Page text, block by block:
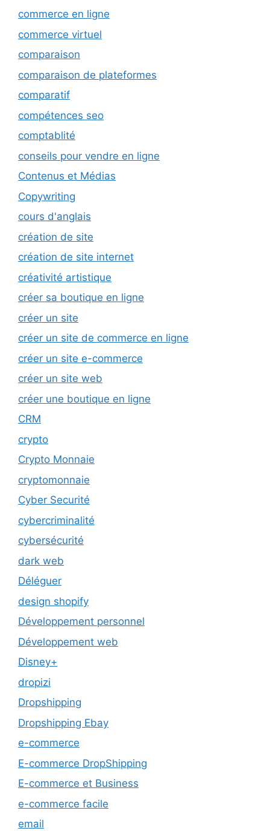
commerce en ligne
commerce virtuel
comparaison
comparaison de plateformes
comparatif
compétences seo
comptablité
conseils pour vendre en ligne
Contenus et Médias
Copywriting
cours d'anglais
création de site
création de site internet
créativité artistique
créer sa boutique en ligne
créer un site
créer un site de commerce en ligne
créer un site e-commerce
créer un site web
créer une boutique en ligne
CRM
crypto
Crypto Monnaie
cryptomonnaie
Cyber Securité
cybercriminalité
cybersécurité
dark web
Déléguer
design shopify
Développement personnel
Développement web
Disney+
dropizi
Dropshipping
Dropshipping Ebay
e-commerce
E-commerce DropShipping
E-commerce et Business
e-commerce facile
email